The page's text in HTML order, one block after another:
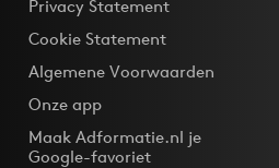
Privacy Statement
Cookie Statement
Algemene Voorwaarden
Onze app
Maak Adformatie.nl je
Google-favoriet